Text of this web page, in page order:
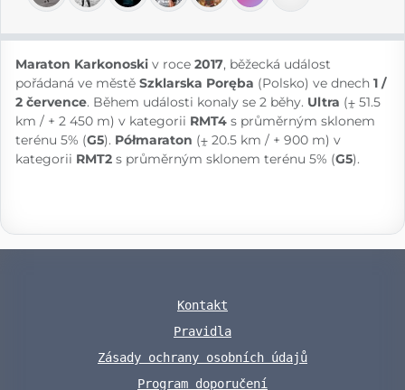
Maraton Karkonoski v roce 2017, běžecká událost
pořádaná ve městě Szklarska Poręba (Polsko) ve dnech 1 /
2 července. Během události konaly se 2 běhy. Ultra (⨦ 51.5
km / + 2 450 m) v kategorii RMT4 s průměrným sklonem
terénu 5% (G5). Półmaraton (⨦ 20.5 km / + 900 m) v
kategorii RMT2 s průměrným sklonem terénu 5% (G5).
Kontakt
Pravidla
Zásady ochrany osobních údajů
Program doporučení